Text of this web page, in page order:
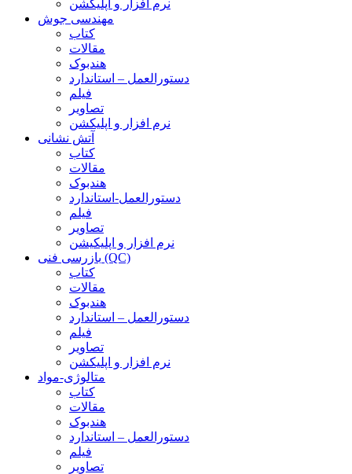
نرم افزار و اپلیکشن
مهندسی جوش
کتاب
مقالات
هندبوک
دستورالعمل – استاندارد
فیلم
تصاویر
نرم افزار و اپلیکشن
آتش نشانی
کتاب
مقالات
هندبوک
دستورالعمل-استاندارد
فیلم
تصاویر
نرم افزار و اپلیکیشن
بازرسی فنی (QC)
کتاب
مقالات
هندبوک
دستورالعمل – استاندارد
فیلم
تصاویر
نرم افزار و اپلیکشن
متالوژی-مواد
کتاب
مقالات
هندبوک
دستورالعمل – استاندارد
فیلم
تصاویر